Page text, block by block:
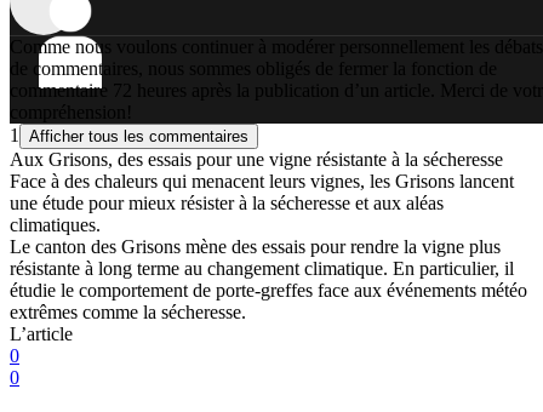
Comme nous voulons continuer à modérer personnellement les débats
de commentaires, nous sommes obligés de fermer la fonction de
commentaire 72 heures après la publication d’un article. Merci de
compréhension!
1
Afficher tous les commentaires
Aux Grisons, des essais pour une vigne résistante à la sécheresse
Face à des chaleurs qui menacent leurs vignes, les Grisons lancent
une étude pour mieux résister à la sécheresse et aux aléas
climatiques.
Le canton des Grisons mène des essais pour rendre la vigne plus
résistante à long terme au changement climatique. En particulier, il
étudie le comportement de porte-greffes face aux événements météo
extrêmes comme la sécheresse.
L’article
0
0